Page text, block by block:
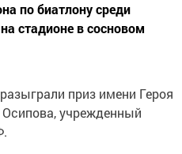
по биатлону среди
стадионе в сосновом
приз имени Героя
учрежденный